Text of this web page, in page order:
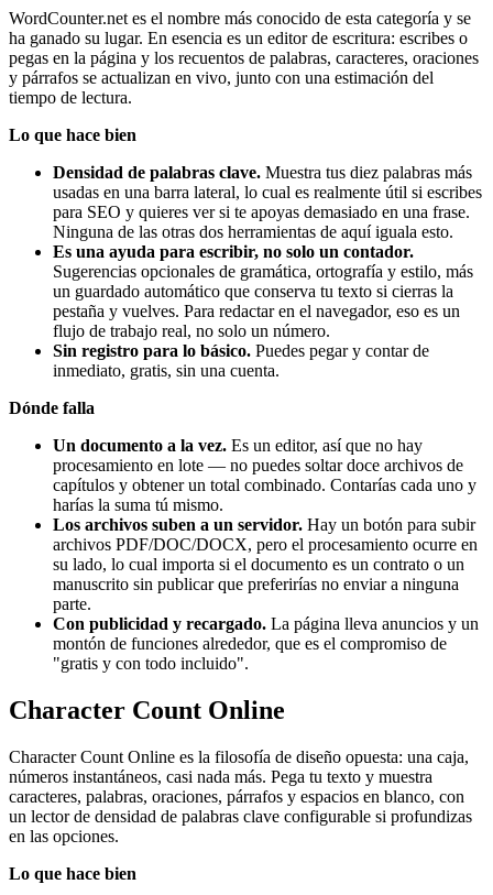
WordCounter.net es el nombre más conocido de esta categoría y se
ha ganado su lugar. En esencia es un editor de escritura: escribes o
pegas en la página y los recuentos de palabras, caracteres, oraciones
y párrafos se actualizan en vivo, junto con una estimación del
tiempo de lectura.
Lo que hace bien
Densidad de palabras clave. Muestra tus diez palabras más
usadas en una barra lateral, lo cual es realmente útil si escribes
para SEO y quieres ver si te apoyas demasiado en una frase.
Ninguna de las otras dos herramientas de aquí iguala esto.
Es una ayuda para escribir, no solo un contador.
Sugerencias opcionales de gramática, ortografía y estilo, más
un guardado automático que conserva tu texto si cierras la
pestaña y vuelves. Para redactar en el navegador, eso es un
flujo de trabajo real, no solo un número.
Sin registro para lo básico. Puedes pegar y contar de
inmediato, gratis, sin una cuenta.
Dónde falla
Un documento a la vez. Es un editor, así que no hay
procesamiento en lote — no puedes soltar doce archivos de
capítulos y obtener un total combinado. Contarías cada uno y
harías la suma tú mismo.
Los archivos suben a un servidor. Hay un botón para subir
archivos PDF/DOC/DOCX, pero el procesamiento ocurre en
su lado, lo cual importa si el documento es un contrato o un
manuscrito sin publicar que preferirías no enviar a ninguna
parte.
Con publicidad y recargado. La página lleva anuncios y un
montón de funciones alrededor, que es el compromiso de
"gratis y con todo incluido".
Character Count Online
Character Count Online es la filosofía de diseño opuesta: una caja,
números instantáneos, casi nada más. Pega tu texto y muestra
caracteres, palabras, oraciones, párrafos y espacios en blanco, con
un lector de densidad de palabras clave configurable si profundizas
en las opciones.
Lo que hace bien